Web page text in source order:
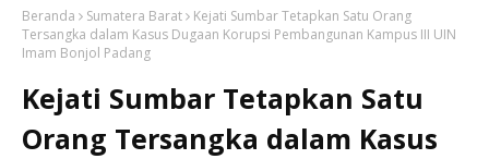
Beranda Sumatera Barat
Kejati Sumbar Tetapkan Satu Orang
Tersangka dalam Kasus Dugaan Korupsi Pembangunan Kampus III UIN
Imam Bonjol Padang
Kejati Sumbar Tetapkan Satu
Orang Tersangka dalam Kasus